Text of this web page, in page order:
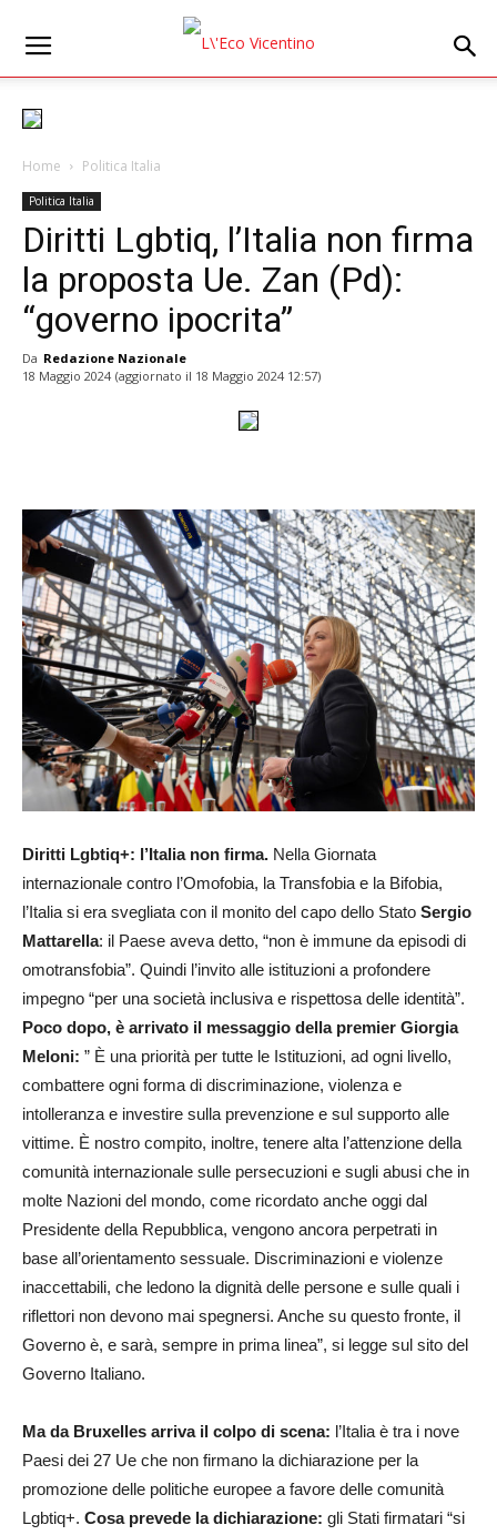
Home Politica Italia
Politica Italia
Diritti Lgbtiq, l’Italia non firma
la proposta Ue. Zan (Pd):
“governo ipocrita”
Da Redazione Nazionale
18 Maggio 2024 (aggiornato il 18 Maggio 2024 12:57)
Diritti Lgbtiq+: l’Italia non firma. Nella Giornata
internazionale contro l’Omofobia, la Transfobia e la Bifobia,
l’Italia si era svegliata con il monito del capo dello Stato Sergio
Mattarella: il Paese aveva detto, “non è immune da episodi di
omotransfobia”. Quindi l’invito alle istituzioni a profondere
impegno “per una società inclusiva e rispettosa delle identità”.
Poco dopo, è arrivato il messaggio della premier Giorgia
Meloni: ” È una priorità per tutte le Istituzioni, ad ogni livello,
combattere ogni forma di discriminazione, violenza e
intolleranza e investire sulla prevenzione e sul supporto alle
vittime. È nostro compito, inoltre, tenere alta l’attenzione della
comunità internazionale sulle persecuzioni e sugli abusi che in
molte Nazioni del mondo, come ricordato anche oggi dal
Presidente della Repubblica, vengono ancora perpetrati in
base all’orientamento sessuale. Discriminazioni e violenze
inaccettabili, che ledono la dignità delle persone e sulle quali i
riflettori non devono mai spegnersi. Anche su questo fronte, il
Governo è, e sarà, sempre in prima linea”, si legge sul sito del
Governo Italiano.
Ma da Bruxelles arriva il colpo di scena: l’Italia è tra i nove
Paesi dei 27 Ue che non firmano la dichiarazione per la
promozione delle politiche europee a favore delle comunità
Lgbtiq+. Cosa prevede la dichiarazione: gli Stati firmatari “si